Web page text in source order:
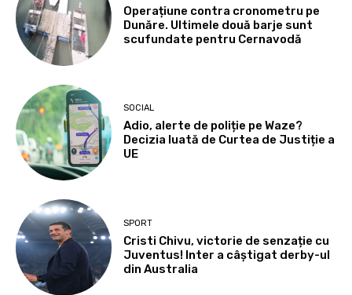
Operațiune contra cronometru pe
Dunăre. Ultimele două barje sunt
scufundate pentru Cernavodă
SOCIAL
Adio, alerte de poliție pe Waze?
Decizia luată de Curtea de Justiție a
UE
SPORT
Cristi Chivu, victorie de senzație cu
Juventus! Inter a câștigat derby-ul
din Australia